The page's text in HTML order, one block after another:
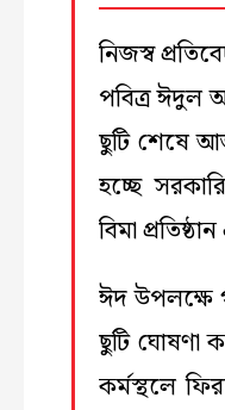
নিজস্ব
পবিত্র ঈদুল
ছুটি শেষে
হচ্ছে
বিমা
ঈদ উপলক্ষে
ছুটি ঘোষণা
কর্মস্থলে